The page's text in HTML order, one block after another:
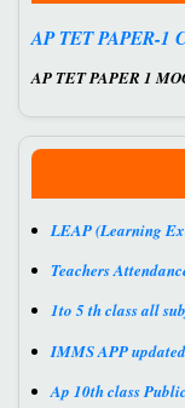
AP TET PAPER-1
AP TET PAPER 1
LEAP (Learning
Teachers
1to 5 th class all
IMMS APP
Ap 10th class